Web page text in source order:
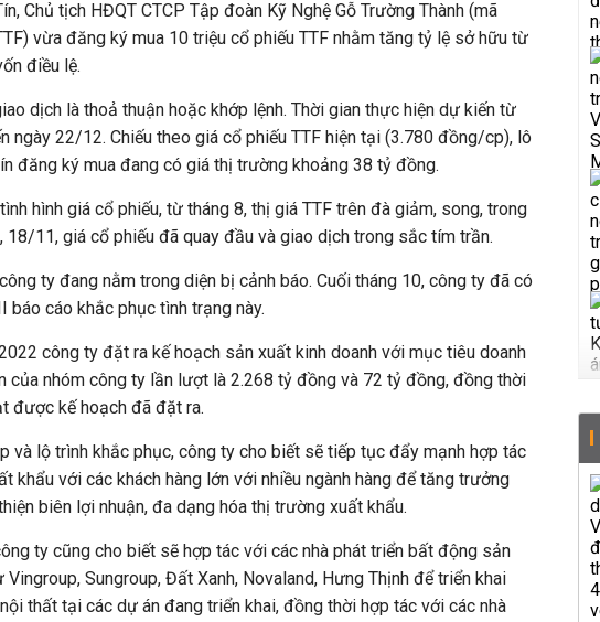
Chủ tịch HĐQT CTCP Tập đoàn Kỹ Nghệ Gỗ Trường Thành (mã
vừa đăng ký mua 10 triệu cổ phiếu TTF nhằm tăng tỷ lệ sở hữu từ
điều lệ.
dịch là thoả thuận hoặc khớp lệnh. Thời gian thực hiện dự kiến từ
ngày 22/12. Chiếu theo giá cổ phiếu TTF hiện tại (3.780 đồng/cp), lô
đăng ký mua đang có giá thị trường khoảng 38 tỷ đồng.
hình giá cổ phiếu, từ tháng 8, thị giá TTF trên đà giảm, song, trong
18/11, giá cổ phiếu đã quay đầu và giao dịch trong sắc tím trần.
ty đang nằm trong diện bị cảnh báo. Cuối tháng 10, công ty đã có
báo cáo khắc phục tình trạng này.
công ty đặt ra kế hoạch sản xuất kinh doanh với mục tiêu doanh
của nhóm công ty lần lượt là 2.268 tỷ đồng và 72 tỷ đồng, đồng thời
được kế hoạch đã đặt ra.
và lộ trình khắc phục, công ty cho biết sẽ tiếp tục đẩy mạnh hợp tác
khẩu với các khách hàng lớn với nhiều ngành hàng để tăng trưởng
biên lợi nhuận, đa dạng hóa thị trường xuất khẩu.
ty cũng cho biết sẽ hợp tác với các nhà phát triển bất động sản
Sungroup, Đất Xanh, Novaland, Hưng Thịnh để triển khai
thất tại các dự án đang triển khai, đồng thời hợp tác với các nhà